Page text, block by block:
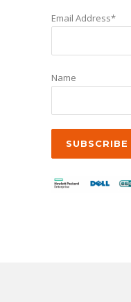
Email Address*
Name